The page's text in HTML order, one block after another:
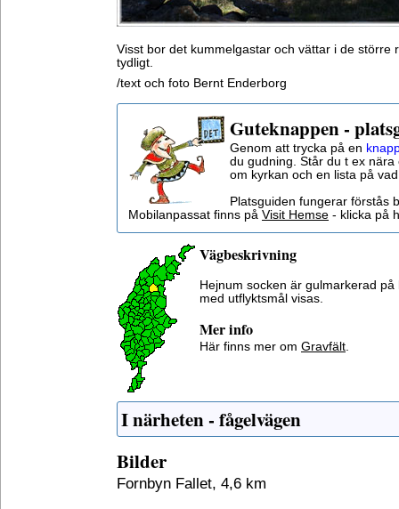
Visst bor det kummelgastar och vättar i de större
tydligt.
/text och foto Bernt Enderborg
Guteknappen -
Genom att trycka på en
du gudning. Står du t ex
om kyrkan och en lista på
Platsguiden fungerar förstås
Mobilanpassat finns på Visit Hemse - klicka på
Vägbeskrivning
Hejnum socken är gulmarkerad
med utflyktsmål visas.
Mer info
Här finns mer om Gravfält.
I närheten - fågelvägen
Bilder
Fornbyn Fallet, 4,6 km